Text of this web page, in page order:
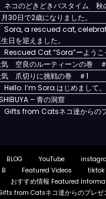
コのどきどきバスタイム 秋
30日で2歳になりました。
Sora, a rescued cat,
日を迎えました。
Cat “Sora”ーようこ
気 空良のルーティーンの巻
気 爪切りに挑戦の巻 ＃1
I’m Sora.はじめまして。
– 青の洞窟
from Catsネコ達からの
BLOG YouTube
Featured Videos tiktok
おすすめ情報 Featured
from Catsネコ達からのプレゼ